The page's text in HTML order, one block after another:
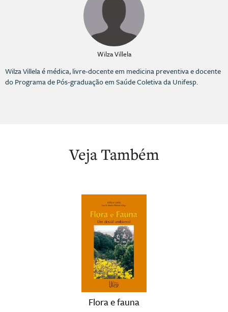
Wilza Villela
Wilza Villela é médica, livre-docente em medicina preventiva e docente
do Programa de Pós-graduação em Saúde Coletiva da Unifesp.
Veja Também
Flora e fauna